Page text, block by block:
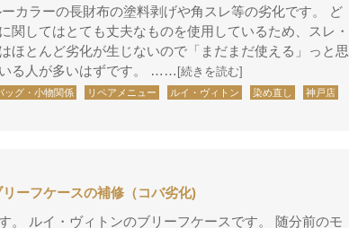
カラーの長財布の塗料剥げや角スレ等の劣化です。 ど
関してはとても丈夫なものを使用しているため、スレ・
ほとんど劣化が生じないので「まだまだ使える」っと思
る人が多いはずです。 …… [続きを読む]
ッグ・小物関係 リペアメニュー ルイ・ヴィトン 染め直し
神戸店
ーフケースの補修（コバ劣化)
。 ルイ・ヴィトンのブリーフケースです。 随分前のモ